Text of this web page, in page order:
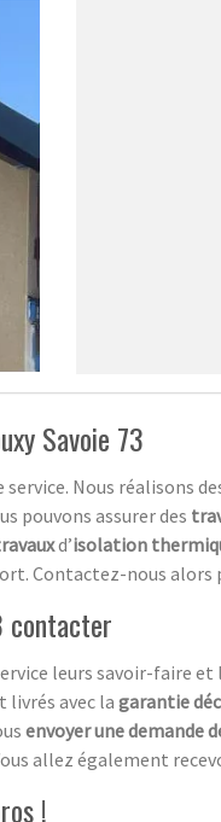
Savoie 73
Nous réalisons
pouvons assurer des
d’isolation
Contactez-nous alors
contacter
leurs savoir-faire et
livrés avec la garantie
envoyer une demande
allez également
!